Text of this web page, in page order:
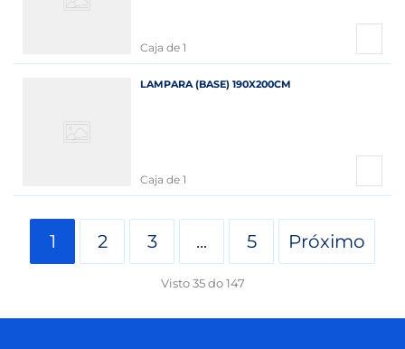
Caja de 1
LAMPARA (BASE) 190X200CM
Caja de 1
1 2 3 ... 5 Próximo
Visto 35 do 147